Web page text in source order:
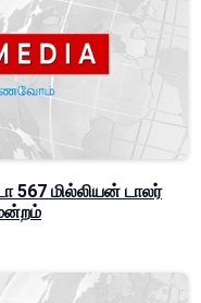
567 மில்லியன் டாலர்